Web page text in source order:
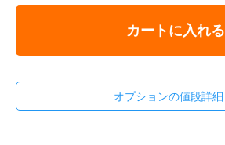
カートに入れる
オプションの値段詳細